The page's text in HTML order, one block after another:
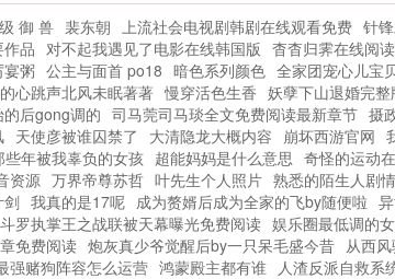
御 兽 裴东朝 上流社会电视剧韩剧在线观看免费 针
品 对不起我遇见了电影在线韩国版 杳杳归霁在线阅读
宴粥 公主与面首 po18 暗色系列颜色 全家团宠心儿宝
心跳声北风未眠著著 慢穿活色生香 妖孽下山退婚完
后gong调的 司马莞司马琰全文免费阅读最新章节 摄
天使彦被谁囚禁了 大清隐龙大概内容 崩坏西游官网
些年被我辜负的女孩 超能妈妈是什么意思 奇怪的运动
资源 万界帝尊苏哲 叶先生个人照片 熟悉的陌生人剧
剑 我真的是17呢 成为赘婿后成为全家的飞by随便啦
斗罗执掌王之战联被天幕曝光免费阅读 娱乐圈最低调的
免费阅读 炮灰真少爷觉醒后by一只呆毛盛今昔 从西
强赌狗阵容怎么运营 鸿蒙殿主都有谁 人渣反派自救系